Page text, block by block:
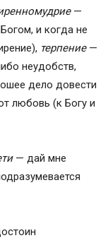
—
и когда не
терпение—
неудобств,
дело довести
любовь (к Богу и
— дай мне